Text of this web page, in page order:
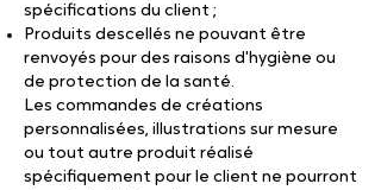
spécifications du client ;
Produits descellés ne pouvant être
renvoyés pour des raisons d'hygiène ou
de protection de la santé.
Les commandes de créations
personnalisées, illustrations sur mesure
ou tout autre produit réalisé
spécifiquement pour le client ne pourront